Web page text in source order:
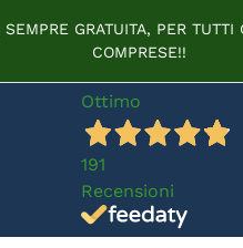
GRATUITA, PER
COMPRESE!!
Ottimo
191
Recensioni